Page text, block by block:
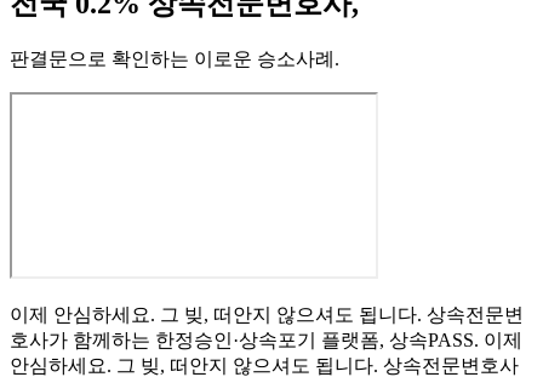
판결문으로 확인하는 이로운 승소사례 .
이제 안심하세요. 그 빚, 떠안지 않으셔도 됩니다. 상속전문변
호사가 함께하는 한정승인·상속포기 플랫폼, 상속PASS. 이제
안심하세요. 그 빚, 떠안지 않으셔도 됩니다. 상속전문변호사